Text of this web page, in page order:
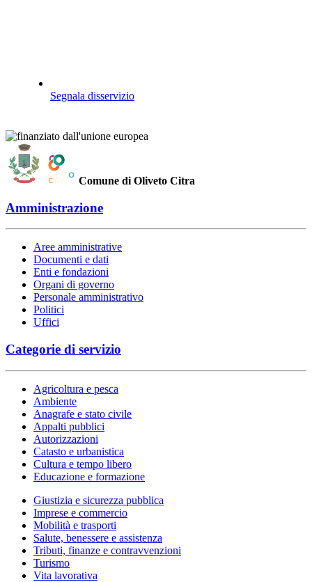
Segnala disservizio
Comune di Oliveto Citra
Amministrazione
Aree amministrative
Documenti e dati
Enti e fondazioni
Organi di governo
Personale amministrativo
Politici
Uffici
Categorie di servizio
Agricoltura e pesca
Ambiente
Anagrafe e stato civile
Appalti pubblici
Autorizzazioni
Catasto e urbanistica
Cultura e tempo libero
Educazione e formazione
Giustizia e sicurezza pubblica
Imprese e commercio
Mobilità e trasporti
Salute, benessere e assistenza
Tributi, finanze e contravvenzioni
Turismo
Vita lavorativa